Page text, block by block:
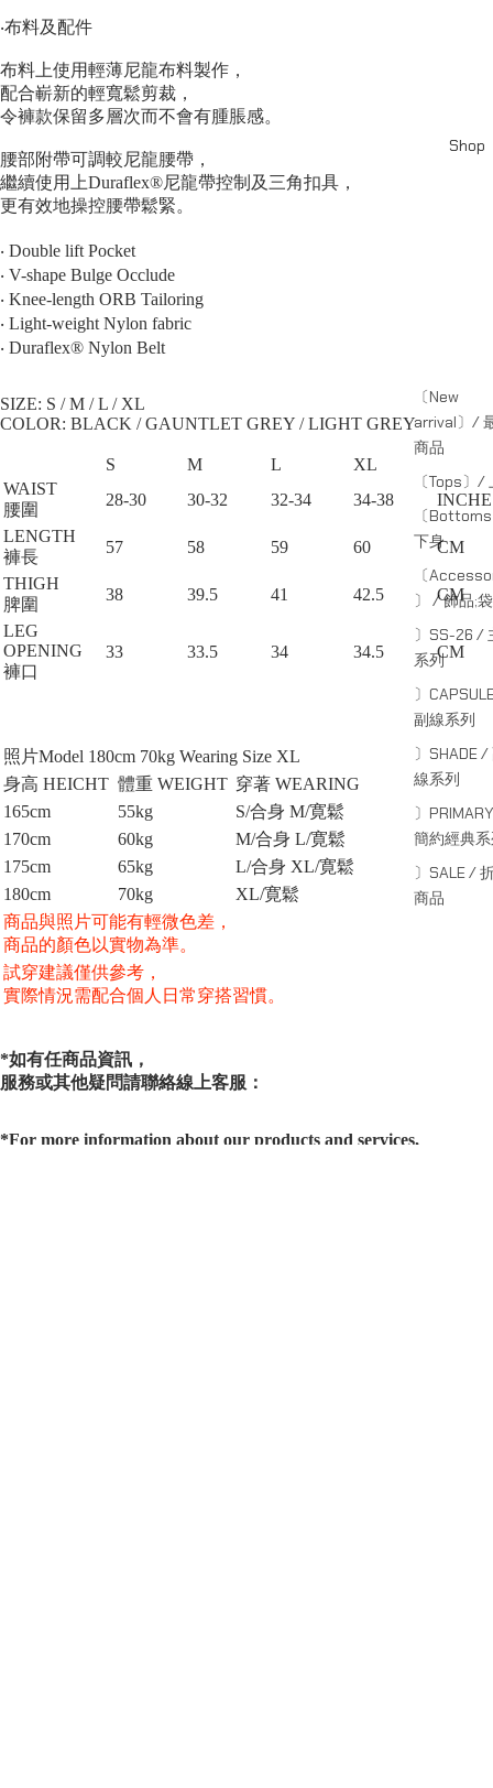
Shop
〔New
arrival〕/
商品
〔Tops〕/
〔
下身
〔
〕 / 飾品;袋
〕SS-26 /
系列
〕
副線系列
〕SHADE /
線系列
〕
簡約經典
〕SALE /
商品
‧布料及配件
布料上使用輕薄尼龍布料製作，
配合嶄新的輕寬鬆剪裁，
令褲款保留多層次而不會有腫脹感。
腰部附帶可調較尼龍腰帶，
繼續使用上Duraflex®尼龍帶控制及三角扣具，
更有效地操控腰帶鬆緊。
‧ Double lift Pocket
‧ V-shape Bulge Occlude
‧ Knee-length ORB Tailoring
‧ Light-weight Nylon fabric
‧ Duraflex®️ Nylon Belt
SIZE: S / M / L / XL⁠
COLOR: BLACK / GAUNTLET GREY / LIGHT GREY
S M L
XL
WAIST
腰圍
28-30 30-32 32-34 34-38
LENGTH
褲長
57 58 59 60
CM
THIGH
脾圍
38 39.5 41 42.5
CM
LEG
OPENING
褲口
33 33.5 34 34.5 CM
照片Model 180cm 70kg Wearing Size XL
身高 HEICHT 體重 WEIGHT 穿著 WEARING
165cm
55kg
S/合身 M/寛鬆
170cm
60kg
M/合身 L/寛鬆
175cm
65kg
L/合身 XL/寛鬆
180cm
70kg XL/寛鬆
商品與照片可能有輕微色差，
商品的顏色以實物為準。
試穿建議僅供參考，
實際情況需配合個人日常穿搭習慣。
*如有任商品資訊，
服務或其他疑問請聯絡線上客服：
*For more information about our products and services,